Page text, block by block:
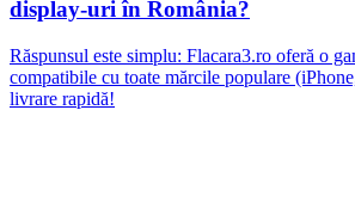
display-uri în România?
Răspunsul este simplu: Flacara3.ro oferă o
compatibile cu toate mărcile populare
livrare rapidă!